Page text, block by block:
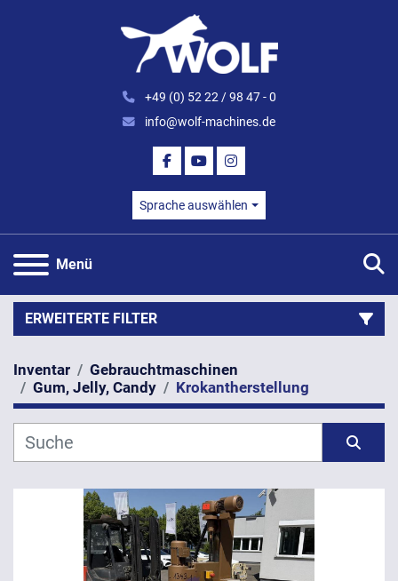
+49 (0) 52 22 / 98 47 - 0
info@wolf-machines.de
FACEBOOK
YOUTUBEINSTAGRAM
Sprache auswählen
Menü
ERWEITERTE FILTER
Kategorie
Hersteller
Inventar
Gebrauchtmaschinen
Gum, Jelly, Candy
Krokantherstellung